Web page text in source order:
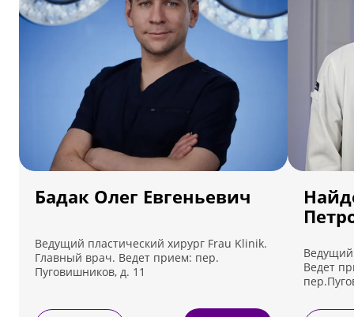
Бадак Олег Евгеньевич
Ведущий пластический хирург Frau Klinik.
Главный врач. Ведет прием: пер.
Пуговишников, д. 11
Ведущий
Ведет